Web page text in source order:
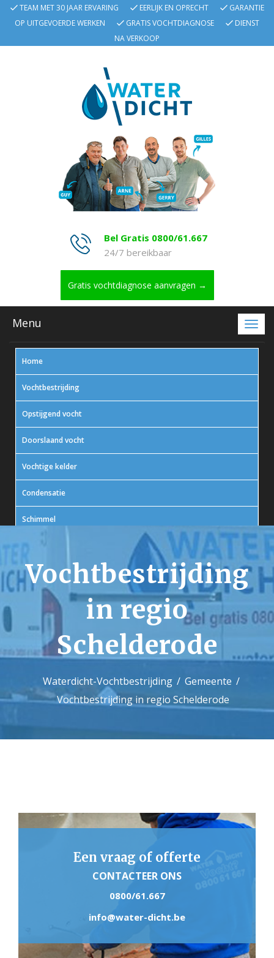
TEAM MET 30 JAAR ERVARING EERLIJK EN OPRECHT
GARANTIE
OP UITGEVOERDE WERKEN
GRATIS VOCHTDIAGNOSE
DIENST
NA VERKOOP
Bel Gratis 0800/61.667
24/7 bereikbaar
Gratis vochtdiagnose aanvragen →
Menu
Home
Vochtbestrijding
Opstijgend vocht
Doorslaand vocht
Vochtige kelder
Condensatie
Schimmel
Contact
Vochtbestrijding
in regio
Schelderode
Waterdicht-Vochtbestrijding
Gemeente
Vochtbestrijding in regio Schelderode
Een vraag of offerte
CONTACTEER ONS
0800/61.667
info@water-dicht.be